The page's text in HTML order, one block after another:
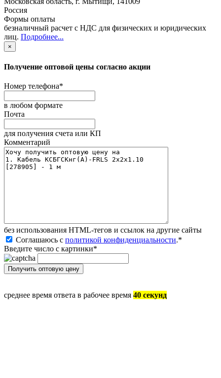
Россия
Формы оплаты
безналичный расчет с НДС для физических и юридических
лиц. Подробнее...
×
Получение оптовой цены согласно акции
Номер телефона*
в любом формате
Почта
для получения счета или КП
Комментарий
без иcпользования HTML-тегов и ссылок на другие сайты
Соглашаюсь с политикой конфиденциальности.*
Введите число с картинки*
среднее время ответа в рабочее время 40 секунд